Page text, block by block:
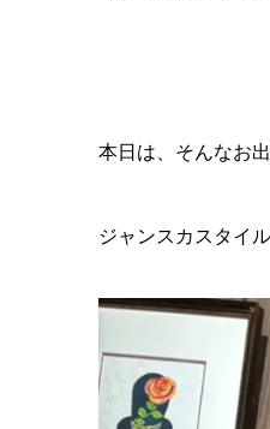
本日は、そんなお
ジャンスカスタイ